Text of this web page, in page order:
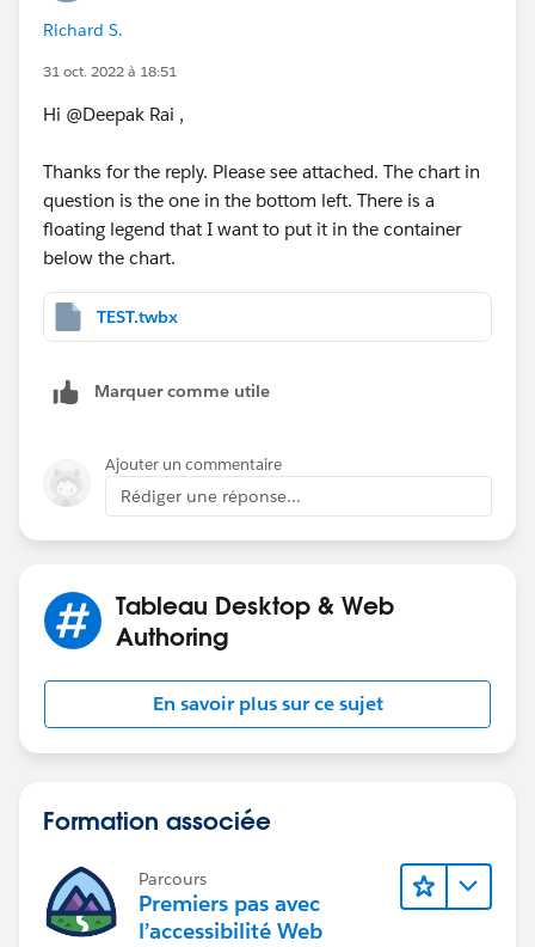
Richard S.
31 oct. 2022 à 18:51
Hi @Deepak Rai​ ,
Thanks for the reply. Please see attached. The chart in
question is the one in the bottom left. There is a
floating legend that I want to put it in the container
below the chart.
TEST.twbx
Marquer comme utile
Ajouter un commentaire
Rédiger une réponse...
Tableau Desktop & Web
Authoring
En savoir plus sur ce sujet
Formation associée
Parcours
Premiers pas avec
l’accessibilité Web